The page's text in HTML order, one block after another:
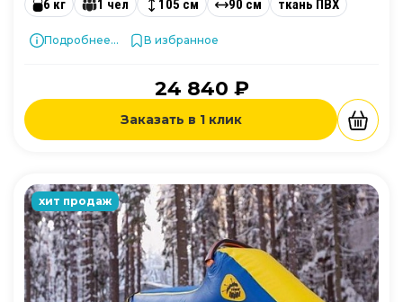
6 кг 1 чел 105 см 90 см ткань ПВХ
Подробнее... В избранное
24 840 ₽
Заказать в 1 клик
хит продаж